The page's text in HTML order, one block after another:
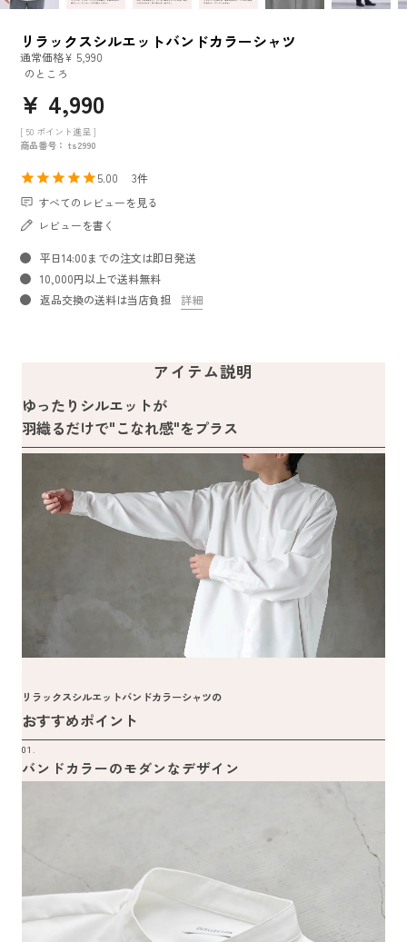
リラックスシルエットバンドカラーシャツ
通常価格¥ 5,990
のところ
¥ 4,990
[ 50 ポイント進呈 ]
商品番号
ts2990
5.00
3
すべてのレビューを見る
レビューを書く
平日14:00までの注文は即日発送
10,000円以上で送料無料
返品交換の送料は当店負担
詳細
アイテム説明
ゆったりシルエットが
羽織るだけで"こなれ感"をプラス
リラックスシルエットバンドカラーシャツの
おすすめポイント
01.
バンドカラーのモダンなデザイン